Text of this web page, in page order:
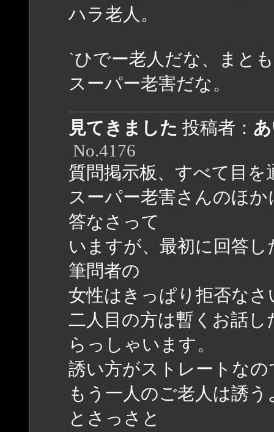
ハラ老人。
`ひでー老人だな、まと
スーパー老害だな。
見てきました 投稿者：
No.4176
質問掲示板、すべて目
スーパー老害さんのほ
答なさって
いますが、最初に回答
筆問者の
女性はきっぱり拒否な
二人目の方は暫くお話
らっしゃいます。
誘い方がストレートな
もう一人のご老人は誘
とさっさと